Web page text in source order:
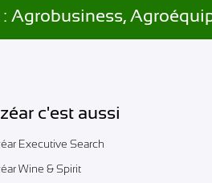
Agrobusiness,
c'est aussi
Executive Search
Wine & Spirit